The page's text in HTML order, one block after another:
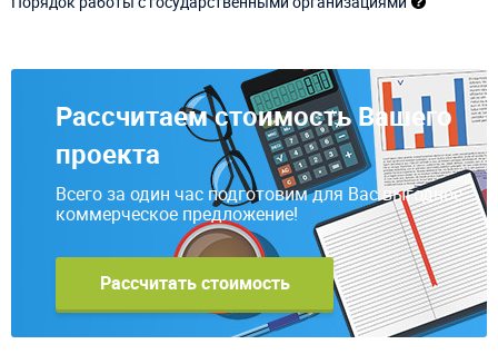
Рассчитаем стоимость Вашего
проекта
Всего за один час подготовим для Вас выгодное
коммерческое предложение!
Рассчитать стоимость